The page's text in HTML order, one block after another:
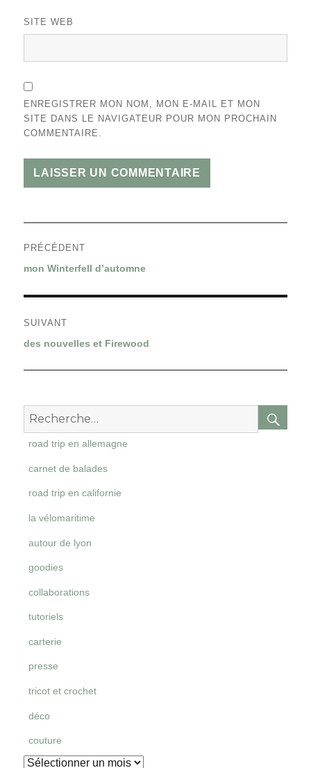
SITE WEB
ENREGISTRER MON NOM, MON E-MAIL ET MON
SITE DANS LE NAVIGATEUR POUR MON PROCHAIN
COMMENTAIRE.
PRÉCÉDENT
Article
mon Winterfell d’automne
SUIVANT
Article
des nouvelles et Firewood
Recherche
pour
road trip en allemagne
carnet de balades
road trip en californie
la vélomaritime
autour de lyon
goodies
collaborations
tutoriels
carterie
presse
tricot et crochet
déco
couture
Archives